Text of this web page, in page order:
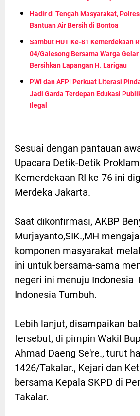
Hadir di Tengah Masyarakat,
Bantuan Air Bersih di Bontoa
Sambut HUT Ke-81 Kemerdekaan
04/Galesong Bersama Warga
Bersihkan Lapangan H. Larigau
PWI dan AFPI Perkuat Literasi
Jadi Garda Terdepan Edukasi
Ilegal
Sesuai dengan pantauan
Upacara Detik-Detik
Kemerdekaan RI ke-76 ini
Merdeka Jakarta.
Saat dikonfirmasi, AKBP
Murjayanto,SIK.,MH
komponen masyarakat
ini untuk bersama-sama
negeri ini menuju Indonesia
Indonesia Tumbuh.
Lebih lanjut, disampaikan
tersebut, di pimpin Wakil
Ahmad Daeng Se're., turut
1426/Takalar., Kejari dan
bersama Kepala SKPD di
Takalar.